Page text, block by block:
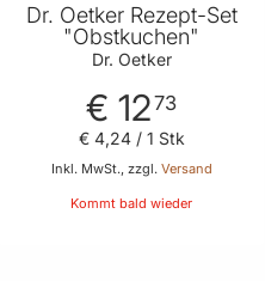
Dr. Oetker Rezept-Set
"Obstkuchen"
Dr. Oetker
€ 1273
Inkl. MwSt., zzgl. Versand
€ 4,24/ 1 Stk
Kommt bald wieder